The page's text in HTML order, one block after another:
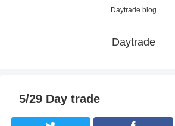
Daytrade blog
Daytrade
5/29 Day trade